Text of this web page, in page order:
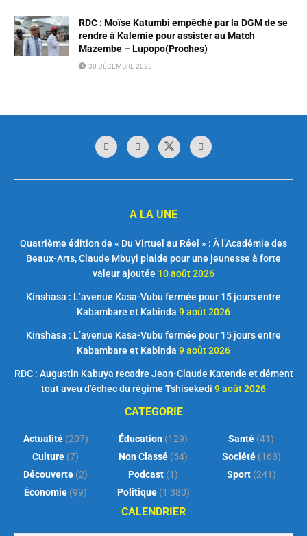
RDC : Moïse Katumbi empêché par la DGM de se
rendre à Kalemie pour assister au Match
Mazembe – Lupopo(Proches)
30 DÉCEMBRE 2023
A LA UNE
Quatrième édition de « Du Virtuel au Réel » : À l’Académie des
Beaux-Arts, Claude Mbuyi plaide pour une jeunesse à forte
valeur ajoutée 10 août 2026
Kinshasa : L’avenue Kasa-Vubu fermée pour 15 jours entre
Kabambare et Kabinda 9 août 2026
Kinshasa : L’avenue Kasa-Vubu fermée pour 15 jours entre
Kabambare et Kabinda 9 août 2026
RDC : Augustin Kabuya recadre Jean-Claude Katende et dément
tout aveu d’échec du régime Tshisekedi 9 août 2026
CATEGORIE
Actualité(207)
Culture (7)
Découverte (2)
Économie (99)
Éducation (129)
Non Classé (54)
Podcast (1)
Politique(1 380)
Santé (41)
Société(168)
Sport(241)
CALENDRIER